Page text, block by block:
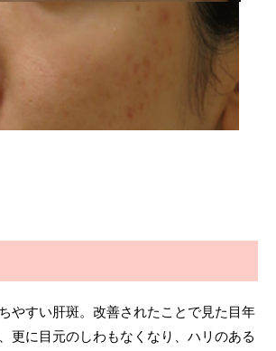
やすい肝斑。改善されたことで見た目年
更に目元のしわもなくなり、ハリのある